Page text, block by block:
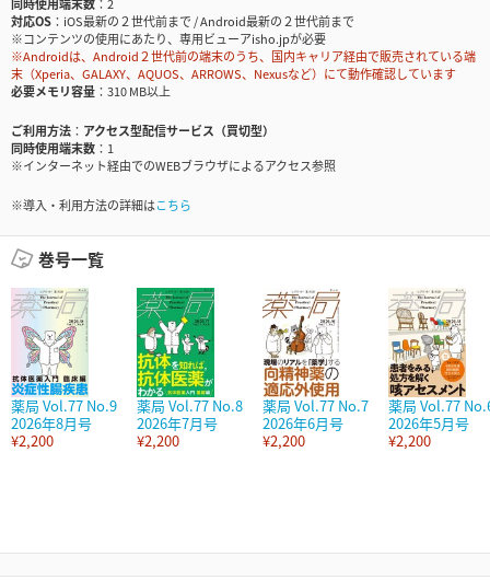
対応OS
iOS最新の２世代前まで / Android最新の２世代前まで
※コンテンツの使用にあたり、専用ビューアisho.jpが必要
※Androidは、Android２世代前の端末のうち、国内キャリア経由で販売されている端
末（Xperia、GALAXY、AQUOS、ARROWS、Nexusなど）にて動作確認しています
必要メモリ容量
310 MB以上
ご利用方法
アクセス型配信サービス（買切型）
同時使用端末数
1
※インターネット経由でのWEBブラウザによるアクセス参照
※導入・利用方法の詳細はこちら
巻号一覧
薬局 Vol.77 No.9
2026年8月号
¥2,200
薬局 Vol.77 No.8
2026年7月号
¥2,200
薬局 Vol.77 No.7
2026年6月号
¥2,200
薬局 Vol.77
2026年5月号
¥2,200